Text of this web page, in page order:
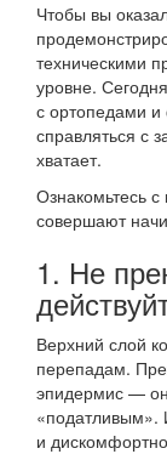
Чтобы вы
техническими
уровне.
с ортопедами и
справляться с
хватает.
Ознакомьтесь
совершают
1. Не
Верхний слой
перепадам.
эпидермис —
«податливым».
и